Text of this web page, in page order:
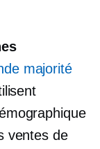
majorité
ventes de